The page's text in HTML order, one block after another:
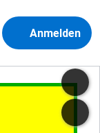
Anmelden